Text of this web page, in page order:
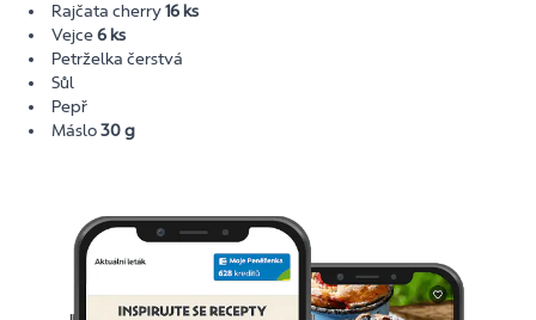
Rajčata cherry16 ks
Vejce6 ks
Petrželka čerstvá
Sůl
Pepř
Máslo30 g